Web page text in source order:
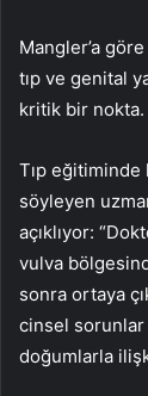
Mangler’a
tıp ve genital
kritik bir nokta.
Tıp eğitiminde
söyleyen
açıklıyor:
vulva
sonra ortaya
cinsel sorunlar
doğumlarla